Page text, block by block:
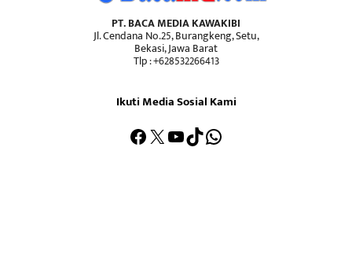
PT. BACA MEDIA KAWAKIBI
Jl. Cendana No.25, Burangkeng, Setu,
Bekasi, Jawa Barat
Tlp : +628532266413
Ikuti Media Sosial Kami
Facebook
X YouTube
TikTokWhatsApp